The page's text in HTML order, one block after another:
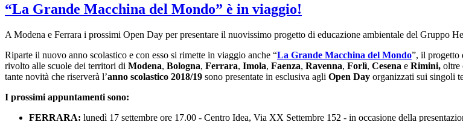
“La Grande Macchina del Mondo” è in viaggio!
A Modena e Ferrara i prossimi Open Day per presentare il nuovissimo progetto di educazione ambientale del Gruppo
Riparte il nuovo anno scolastico e con esso si rimette in viaggio anche “La Grande Macchina del Mondo”, il progetto
rivolto alle scuole dei territori di Modena, Bologna, Ferrara, Imola, Faenza, Ravenna, Forlì, Cesena e Rimini, oltre
tante novità che riserverà l’anno scolastico 2018/19 sono presentate in esclusiva agli Open Day organizzati sui singoli
I prossimi appuntamenti sono:
FERRARA: lunedì 17 settembre ore 17.00 - Centro Idea, Via XX Settembre 152 - in occasione della